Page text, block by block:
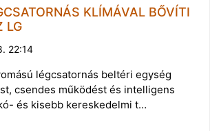
KLÍMÁVAL BŐVÍTI
LG
22:14
légcsatornás beltéri egység
csendes működést és intelligens
és kisebb kereskedelmi t…